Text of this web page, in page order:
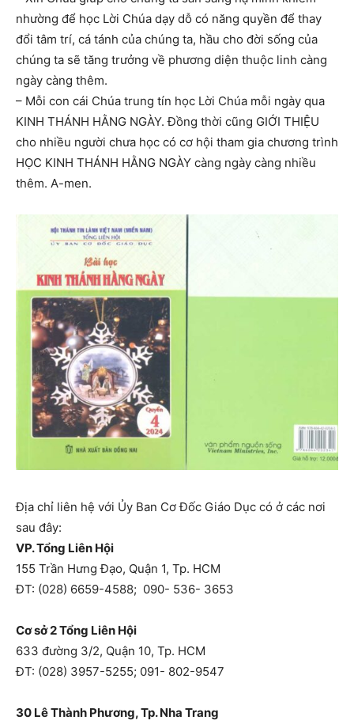
nhường để học Lời Chúa dạy dỗ có năng quyền để thay
đổi tâm trí, cá tánh của chúng ta, hầu cho đời sống của
chúng ta sẽ tăng trưởng về phương diện thuộc linh càng
ngày càng thêm.
– Mỗi con cái Chúa trung tín học Lời Chúa mỗi ngày qua
KINH THÁNH HẰNG NGÀY. Đồng thời cũng GIỚI THIỆU
cho nhiều người chưa học có cơ hội tham gia chương trình
HỌC KINH THÁNH HẰNG NGÀY càng ngày càng nhiều
thêm. A-men.
Địa chỉ liên hệ với Ủy Ban Cơ Đốc Giáo Dục có ở các nơi
sau đây:
VP. Tổng Liên Hội
155 Trần Hưng Đạo, Quận 1, Tp. HCM
ĐT: (028) 6659-4588; 090- 536- 3653
Cơ sở 2 Tổng Liên Hội
633 đường 3/2, Quận 10, Tp. HCM
ĐT: (028) 3957-5255; 091- 802-9547
30 Lê Thành Phương, Tp. Nha Trang